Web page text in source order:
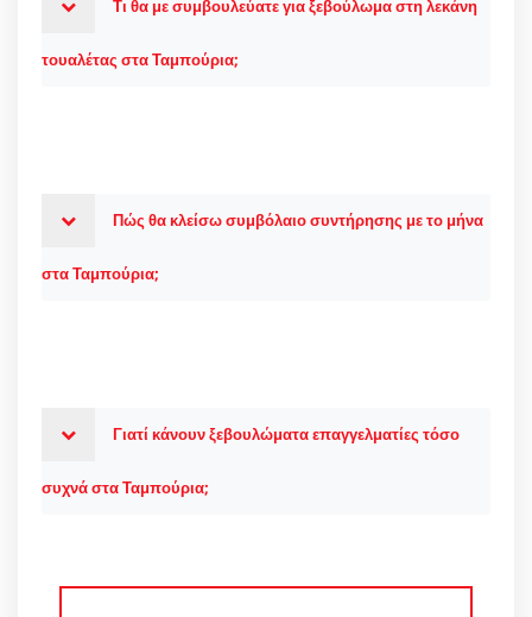
Τι θα με συμβουλεύατε για ξεβούλωμα στη λεκάνη
τουαλέτας στα Ταμπούρια;
Πώς θα κλείσω συμβόλαιο συντήρησης με το μήνα
στα Ταμπούρια;
Γιατί κάνουν ξεβουλώματα επαγγελματίες τόσο
συχνά στα Ταμπούρια;